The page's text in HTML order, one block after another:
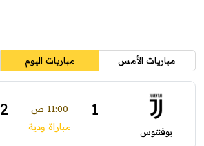
مباريات الأمس مباريات اليوم
يوفنتوس
1 11:00 ص 2
مباراة ودية